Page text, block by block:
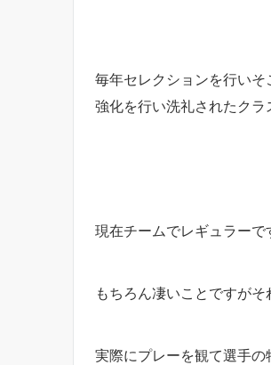
毎年セレクションを行い
強化を行い洗礼されたクラ
現在チームでレギュラーで
もちろん凄いことですがそ
実際にプレーを観て選手の